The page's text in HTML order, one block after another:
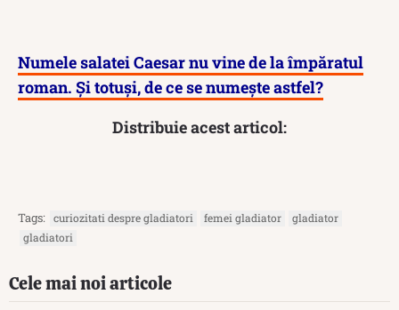
Numele salatei Caesar nu vine de la împăratul
roman. Și totuși, de ce se numește astfel?
Distribuie acest articol:
Tags: curiozitati despre gladiatori femei gladiator
gladiator
gladiatori
Cele mai noi articole